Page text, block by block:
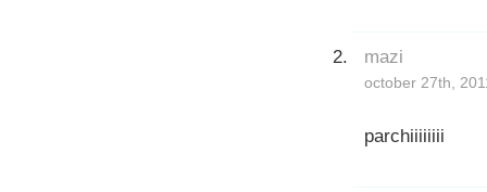
mazi
october 27th,
parchiiiiiiii